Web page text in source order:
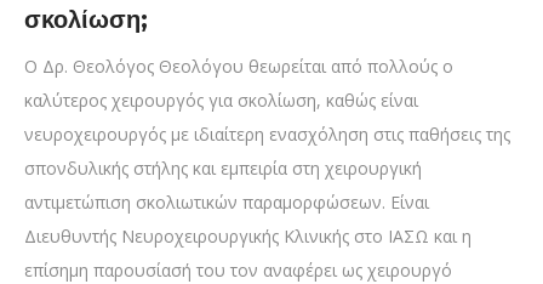
σκολίωση;
Ο Δρ. Θεολόγος Θεολόγου θεωρείται από πολλούς ο
καλύτερος χειρουργός για σκολίωση, καθώς είναι
νευροχειρουργός με ιδιαίτερη ενασχόληση στις παθήσεις της
σπονδυλικής στήλης και εμπειρία στη χειρουργική
αντιμετώπιση σκολιωτικών παραμορφώσεων. Είναι
Διευθυντής Νευροχειρουργικής Κλινικής στο ΙΑΣΩ και η
επίσημη παρουσίασή του τον αναφέρει ως χειρουργό